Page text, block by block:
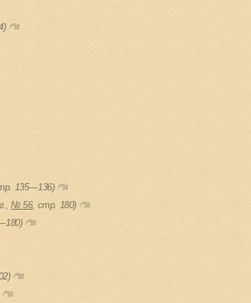
135—136)
г.,№ 56, cтр. 180)